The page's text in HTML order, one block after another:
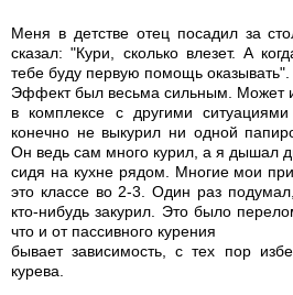
Меня в детстве отец посадил за
сказал: "Кури, сколько влезет. А
тебе буду первую помощь оказывать".
Эффект был весьма сильным. Может
в комплексе с другими
конечно не выкурил ни одной
Он ведь сам много курил, а я дышал
сидя на кухне рядом. Многие мои
это классе во 2-3. Один раз
кто-нибудь закурил. Это было
что и от пассивного курения
бывает зависимость, с тех пор
курева.